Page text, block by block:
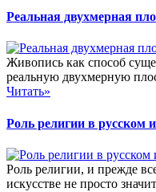
Реальная двухмерная
Живопись как способ
реальную двухмерную
Читать»
Роль религии в русском
Роль религии, и прежде
искусстве не просто